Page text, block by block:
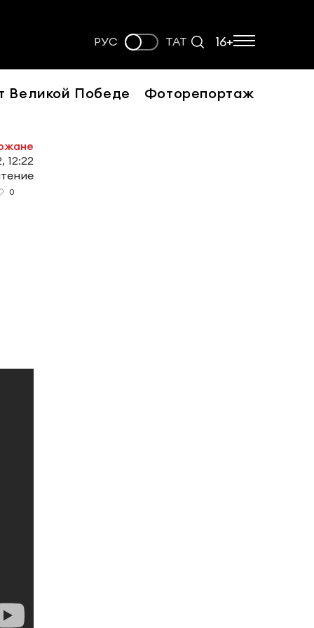
РУС ТАТ 16+
Великой Победе Фоторепортаж
12:22
0